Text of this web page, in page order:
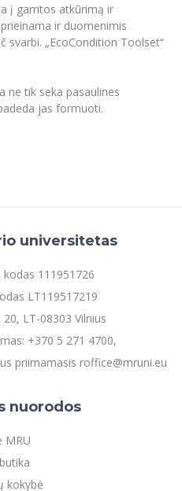
į gamtos atkūrimą ir
ir duomenimis
„EcoCondition Toolset“
ne tik seka pasaulines
jas formuoti.
universitetas
kodas 111951726
LT119517219
LT-08303 Vilnius
+370 5 271 4700,
priimamasis roffice@mruni.eu
nuorodos
MRU
kokybė